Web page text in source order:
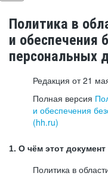
Политика в
и обеспечения
персональных
Редакция от 21
Полная версия
и обеспечения
(hh.ru)
1. О чём этот документ
Политика в